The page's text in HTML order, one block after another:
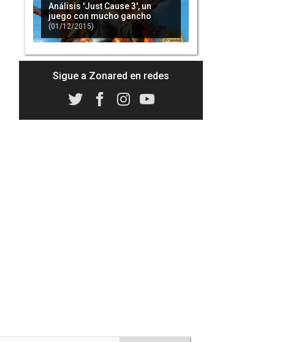
Tras los primeros análisis de
'Jut Cause 3', podemos
concluir que es un juego de
notable (01/12/2015)
Análisis 'Just Cause 3', un
juego con mucho gancho
(01/12/2015)
Sigue a Zonared en redes